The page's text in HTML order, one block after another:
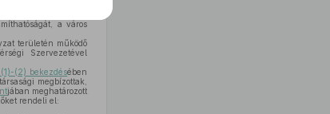
a város
területén működő
Szervezetével
(2) bekezdésében
megbízottak,
jában meghatározott
rendeli el: